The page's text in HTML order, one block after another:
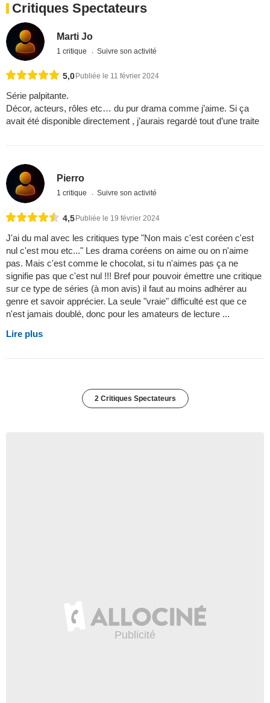
Critiques Spectateurs
Marti Jo
1 critique Suivre son activité
5,0 Publiée le 11 février 2024
Série palpitante.
Décor, acteurs, rôles etc… du pur drama comme j’aime. Si ça
avait été disponible directement , j’aurais regardé tout d’une traite
Pierro
1 critique Suivre son activité
4,5Publiée le 19 février 2024
J'ai du mal avec les critiques type "Non mais c'est coréen c'est
nul c'est mou etc..." Les drama coréens on aime ou on n'aime
pas. Mais c'est comme le chocolat, si tu n'aimes pas ça ne
signifie pas que c'est nul !!! Bref pour pouvoir émettre une critique
sur ce type de séries (à mon avis) il faut au moins adhérer au
genre et savoir apprécier. La seule "vraie" difficulté est que ce
n'est jamais doublé, donc pour les amateurs de lecture ...
Lire plus
2 Critiques Spectateurs